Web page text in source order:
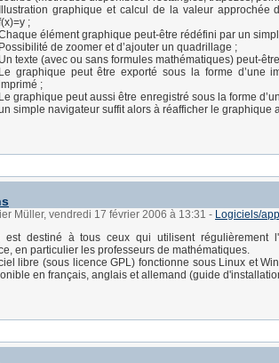
Illustration graphique et calcul de la valeur approchée
;
élément graphique peut-être rédéfini par un
Possibilité de zoomer et d’ajouter un quadrillage ;
Un texte (avec ou sans formules mathématiques) peut-
Le graphique peut être exporté sous la forme d’une
;
Le graphique peut aussi être enregistré sous la forme
simple navigateur suffit alors à réafficher le graphique
Müller, vendredi 17 février 2006 à 13:31 - Logiciels/
est destiné à tous ceux qui utilisent régulièrement
en particulier les professeurs de mathématiques.
libre (sous licence GPL) fonctionne sous Linux et
en français, anglais et allemand (guide